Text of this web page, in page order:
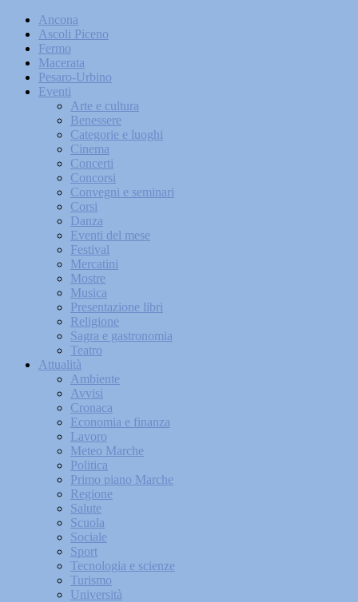
Ancona
Ascoli Piceno
Fermo
Macerata
Pesaro-Urbino
Eventi
Arte e cultura
Benessere
Categorie e luoghi
Cinema
Concerti
Concorsi
Convegni e seminari
Corsi
Danza
Eventi del mese
Festival
Mercatini
Mostre
Musica
Presentazione libri
Religione
Sagra e gastronomia
Teatro
Attualità
Ambiente
Avvisi
Cronaca
Economia e finanza
Lavoro
Meteo Marche
Politica
Primo piano Marche
Regione
Salute
Scuola
Sociale
Sport
Tecnologia e scienze
Turismo
Università